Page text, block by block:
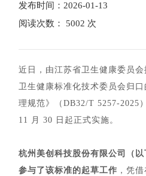
发布时间：2026-01-13
阅读次数： 5002 次
近日，由江苏省卫生健康委员
卫生健康标准化技术委员会归
理规范》（DB32/T 5257-2025
11 月 30 日起正式实施。
杭州美创科技股份有限公司（
参与了该标准的起草工作 ，凭